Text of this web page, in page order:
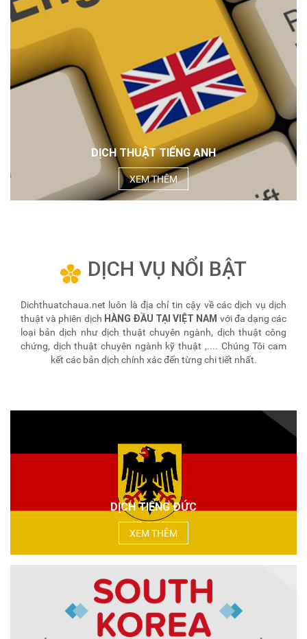
DỊCH THUẬT TIẾNG ANH
XEM THÊM
DỊCH VỤ NỔI BẬT
Dichthuatchaua.net luôn là địa chỉ tin cậy về các dịch vụ dịch
thuật và phiên dịch HÀNG ĐẦU TẠI VIỆT NAM với đa dạng các
loại bản dịch như dịch thuật chuyên ngành, dịch thuật công
chứng, dịch thuật chuyên ngành kỹ thuật ,.... Chúng Tôi cam
kết các bản dịch chính xác đến từng chi tiết nhất.
DỊCH TIẾNG ĐỨC
XEM THÊM